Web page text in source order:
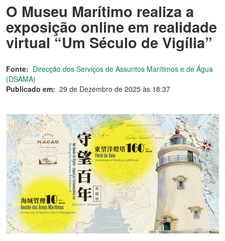
O Museu Marítimo realiza a
exposição online em realidade
virtual “Um Século de Vigília”
Fonte: Direcção dos Serviços de Assuntos Marítimos e de Água
(DSAMA)
Publicado em: 29 de Dezembro de 2025 às 18:37